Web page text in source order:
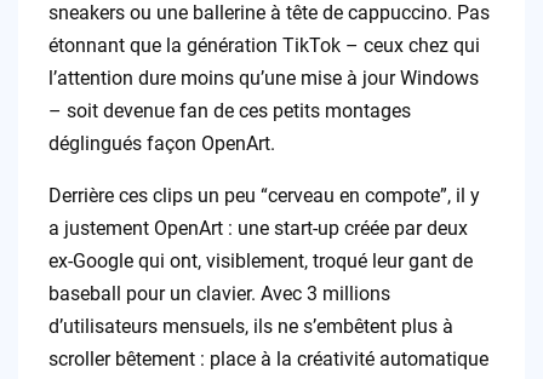
sneakers ou une ballerine à tête de cappuccino. Pas
étonnant que la génération TikTok – ceux chez qui
l’attention dure moins qu’une mise à jour Windows
– soit devenue fan de ces petits montages
déglingués façon OpenArt.
Derrière ces clips un peu “cerveau en compote”, il y
a justement OpenArt : une start-up créée par deux
ex-Google qui ont, visiblement, troqué leur gant de
baseball pour un clavier. Avec 3 millions
d’utilisateurs mensuels, ils ne s’embêtent plus à
scroller bêtement : place à la créativité automatique